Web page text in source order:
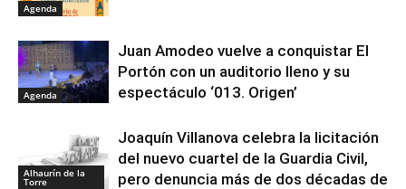
Agenda
Agenda
Juan Amodeo vuelve a conquistar El
Portón con un auditorio lleno y su
espectáculo ‘013. Origen’
Alhaurín de la
Torre
Joaquín Villanova celebra la licitación
del nuevo cuartel de la Guardia Civil,
pero denuncia más de dos décadas de